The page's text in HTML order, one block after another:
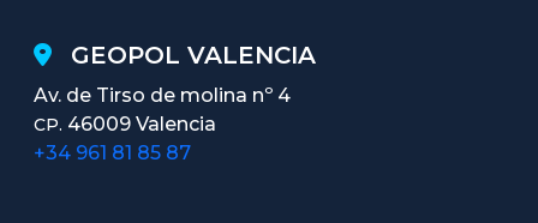
GEOPOL VALENCIA
Av. de Tirso de molina nº 4
CP. 46009 Valencia
+34 961 81 85 87